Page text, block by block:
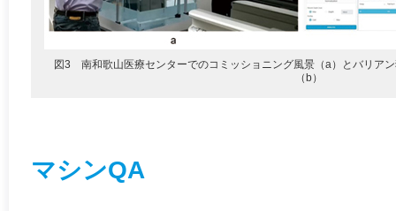
図3 南和歌山医療センターでのコミッショニング風景（a）とバリア
（b）
マシンQA